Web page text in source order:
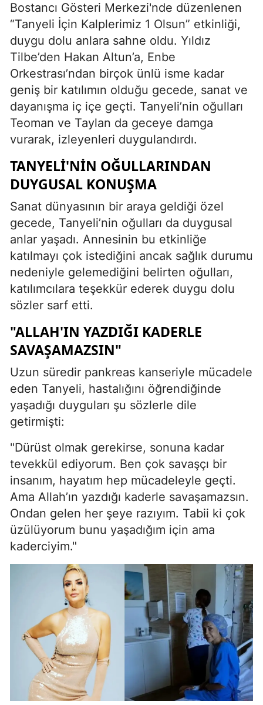
Bostancı Gösteri Merkezi'nde düzenlenen
“Tanyeli İçin Kalplerimiz 1 Olsun” etkinliği,
duygu dolu anlara sahne oldu. Yıldız
Tilbe’den Hakan Altun’a, Enbe
Orkestrası’ndan birçok ünlü isme kadar
geniş bir katılımın olduğu gecede, sanat ve
dayanışma iç içe geçti. Tanyeli’nin oğulları
Teoman ve Taylan da geceye damga
vurarak, izleyenleri duygulandırdı.
TANYELI'NIN OĞULLARINDAN
DUYGUSAL KONUŞMA
Sanat dünyasının bir araya geldiği özel
gecede, Tanyeli’nin oğulları da duygusal
anlar yaşadı. Annesinin bu etkinliğe
katılmayı çok istediğini ancak sağlık durumu
nedeniyle gelemediğini belirten oğulları,
katılımcılara teşekkür ederek duygu dolu
sözler sarf etti.
"ALLAH'IN YAZDIĞI KADERLE
SAVAŞAMAZSIN"
Uzun süredir pankreas kanseriyle mücadele
eden Tanyeli, hastalığını öğrendiğinde
yaşadığı duyguları şu sözlerle dile
getirmişti:
"Dürüst olmak gerekirse, sonuna kadar
tevekkül ediyorum. Ben çok savaşçı bir
insanım, hayatım hep mücadeleyle geçti.
Ama Allah’ın yazdığı kaderle savaşamazsın.
Ondan gelen her şeye razıyım. Tabii ki çok
üzülüyorum bunu yaşadığım için ama
kaderciyim."